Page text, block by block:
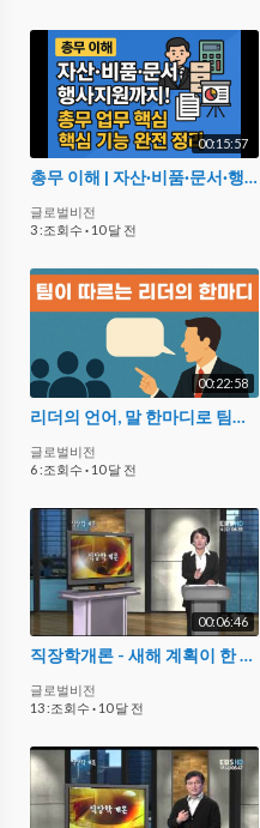
00:15:57
총무 이해 | 자산·비품·문서·행사지원까지! 총무 업무 핵심 기능 완전 정리
글로벌비전
3 :조회수 · 10 달 전
00:22:58
리더의 언어, 말 한마디로 팀을 움직이는 리더십의 힘 | 설득과 공감의 리더십 스피치 특강
글로벌비전
6 :조회수 · 10 달 전
00:06:46
직장학개론 - 새해 계획이 한 해를 만든다_#001
글로벌비전
13 :조회수 · 10 달 전